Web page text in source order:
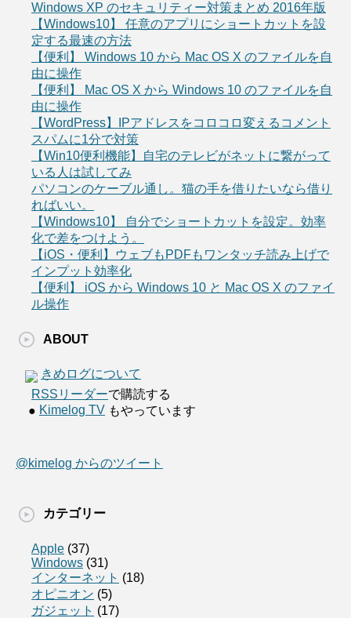
Windows XP のセキュリティー対策まとめ 2016年版
【Windows10】 任意のアプリにショートカットを設
定する最速の方法
【便利】 Windows 10 から Mac OS X のファイルを自
由に操作
【便利】 Mac OS X から Windows 10 のファイルを自
由に操作
【WordPress】IPアドレスをコロコロ変えるコメント
スパムに1分で対策
【Win10便利機能】自宅のテレビがネットに繋がって
いる人は試してみ
パソコンのケーブル通し。猫の手を借りたいなら借り
ればいい。
【Windows10】 自分でショートカットを設定。効率
化で差をつけよう。
【iOS・便利】ウェブもPDFもワンタッチ読み上げで
インプット効率化
【便利】 iOS から Windows 10 と Mac OS X のファイ
ル操作
ABOUT
きめログについて
RSSリーダーで購読する
● Kimelog TV もやっています
@kimelog からのツイート
カテゴリー
Apple (37)
Windows (31)
インターネット (18)
オピニオン (5)
ガジェット (17)